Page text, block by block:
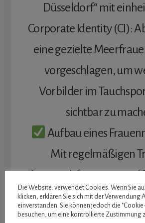
Düsseldorf“ mit
Corporate Identity (CI):
eine gezielte
vorgeschlagen, um
Vorbilder im
sichtbar zu
Aufbau eines
Mit regelmäßigen
Austauschformaten und
eine Plattform für
geschaffen, um
Die Website. verwendet Cookies. Wenn Sie
klicken, erklären Sie sich mit der Verwendung
einverstanden. Sie können jedoch die
besuchen, um eine kontrollierte Zustimmung